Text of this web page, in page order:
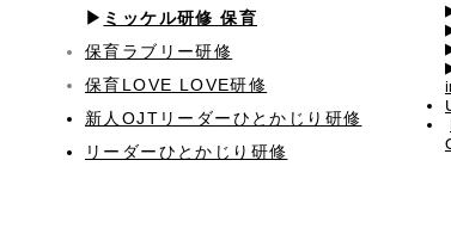
▶︎ ミッケル研修 保育
保育ラブリー研修
保育LOVE LOVE研修
新人OJT​リーダーひとかじり研修
リーダーひとかじり研修